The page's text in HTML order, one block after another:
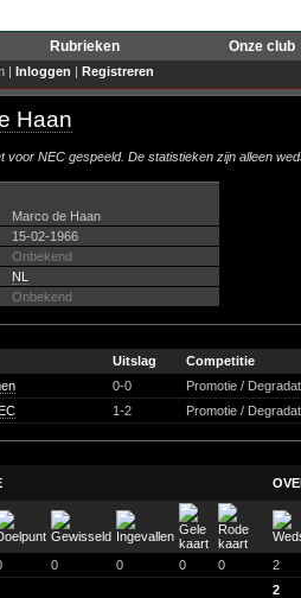
Rubrieken Onze club
| Inloggen | Registreren
Haan
voor NEC gespeeld. De statistieken zijn alleen
Marco de Haan
15-02-1966
Onbekend
NL
Onbekend
Uitslag
Competitie
0-0
Promotie /
1-2 Promotie /
0 0 0 0
2
2